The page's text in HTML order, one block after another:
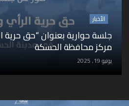
الأخبار
جلسة حوارية بعنوان “حق حرية
مركز محافظة الحسكة
يونيو 19, 2025